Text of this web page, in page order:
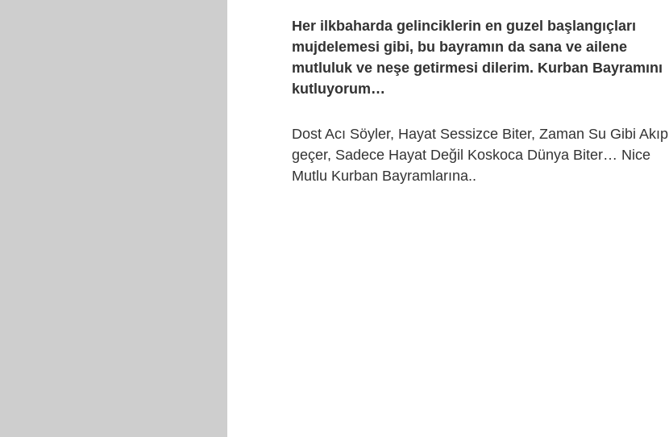
Her ilkbaharda gelinciklerin en guzel başlangıçları
mujdelemesi gibi, bu bayramın da sana ve ailene
mutluluk ve neşe getirmesi dilerim. Kurban Bayramını
kutluyorum…
Dost Acı Söyler, Hayat Sessizce Biter, Zaman Su Gibi Akıp
geçer, Sadece Hayat Değil Koskoca Dünya Biter… Nice
Mutlu Kurban Bayramlarına..